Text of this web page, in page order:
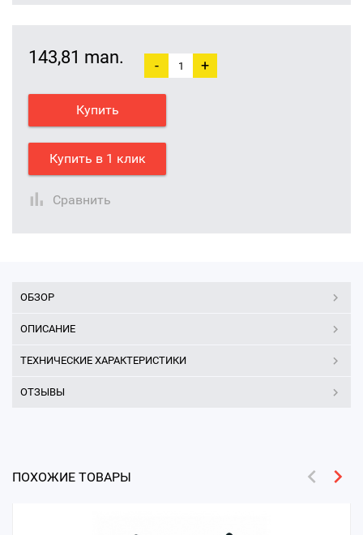
143,81 man. - +
Купить
Купить в 1 клик
Сравнить
ОБЗОР
ОПИСАНИЕ
ТЕХНИЧЕСКИЕ ХАРАКТЕРИСТИКИ
ОТЗЫВЫ
ПОХОЖИЕ ТОВАРЫ